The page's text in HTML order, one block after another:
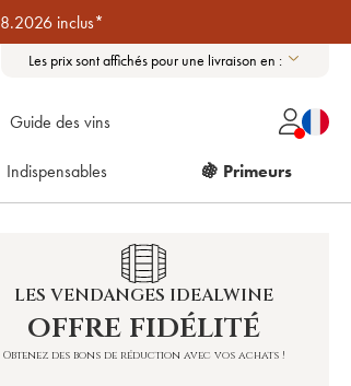
inclus*
Les prix sont affichés pour une livraison en :
Guide des vins
Indispensables 🍇 Primeurs
LES VENDANGES IDEALWINE
offre fidélité
Obtenez des bons de réduction avec vos achats !